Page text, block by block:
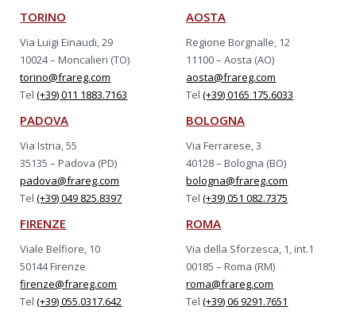
TORINO
Via Luigi Einaudi, 29
10024 – Moncalieri (TO)
torino@frareg.com
Tel(+39) 011 1883.7163
AOSTA
Regione Borgnalle, 12
11100 – Aosta (AO)
aosta@frareg.com
Tel(+39) 0165 175.6033
PADOVA
Via Istria, 55
35135 – Padova (PD)
padova@frareg.com
Tel(+39) 049 825.8397
BOLOGNA
Via Ferrarese, 3
40128 – Bologna (BO)
bologna@frareg.com
Tel(+39) 051 082.7375
FIRENZE
Viale Belfiore, 10
50144 Firenze
firenze@frareg.com
Tel(+39) 055.0317.642
ROMA
Via della Sforzesca, 1, int.1
00185 – Roma (RM)
roma@frareg.com
Tel(+39) 06 9291.7651